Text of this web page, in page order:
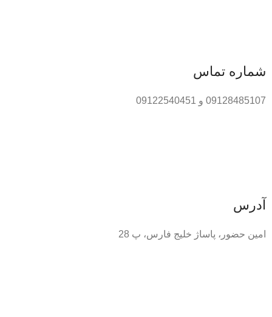
شماره تماس
09128485107 و 09122540451
آدرس
امین حضور، پاساژ خلیج فارس، پ 28